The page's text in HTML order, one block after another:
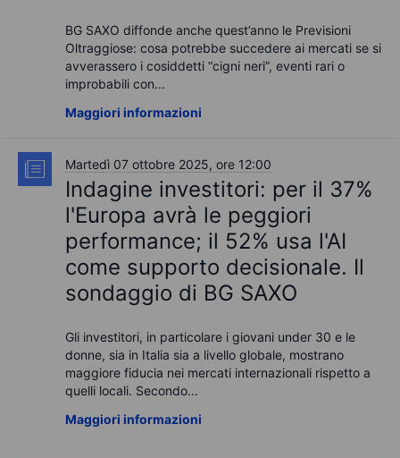
BG SAXO diffonde anche quest’anno le Previsioni
Oltraggiose: cosa potrebbe succedere ai mercati se si
avverassero i cosiddetti “cigni neri”, eventi rari o
improbabili con...
Maggiori informazioni
Martedì 07 ottobre 2025, ore 12:00
Indagine investitori: per il 37%
l'Europa avrà le peggiori
performance; il 52% usa l'AI
come supporto decisionale. Il
sondaggio di BG SAXO
Gli investitori, in particolare i giovani under 30 e le
donne, sia in Italia sia a livello globale, mostrano
maggiore fiducia nei mercati internazionali rispetto a
quelli locali. Secondo...
Maggiori informazioni